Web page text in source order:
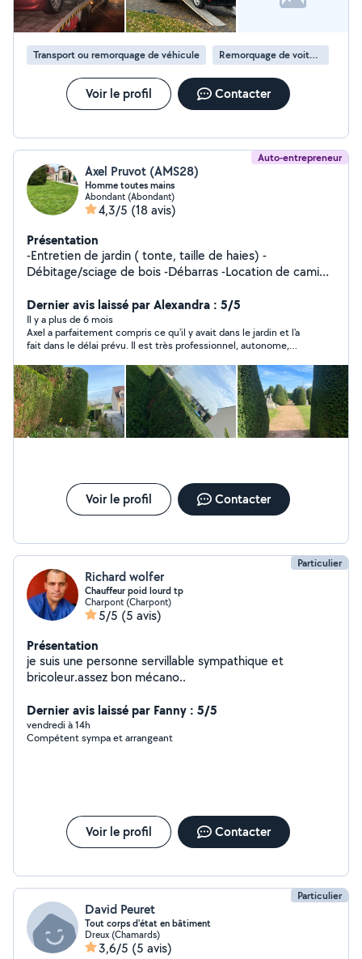
Transport ou remorquage de véhicule Remorquage de voiture
Voir le profil Contacter
Auto-entrepreneur
Axel Pruvot (AMS28)
Homme toutes mains
Abondant (Abondant)
4,3/5 (18 avis)
Présentation
-Entretien de jardin ( tonte, taille de haies) -
Débitage/sciage de bois -Débarras -Location de camion
Dernier avis laissé par Alexandra : 5/5
Il y a plus de 6 mois
Axel a parfaitement compris ce qu'il y avait dans le jardin et l'a
fait dans le délai prévu. Il est très professionnel, autonome,
Voir le profil Contacter
Particulier
Richard wolfer
Chauffeur poid lourd tp
Charpont (Charpont)
5/5 (5 avis)
Présentation
je suis une personne servillable sympathique et
bricoleur.assez bon mécano..
Dernier avis laissé par Fanny : 5/5
vendredi à 14h
Compétent sympa et arrangeant
Voir le profil Contacter
Particulier
David Peuret
Tout corps d'état en bâtiment
Dreux (Chamards)
3,6/5 (5 avis)